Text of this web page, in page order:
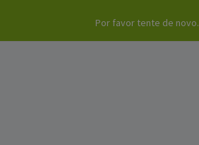
Por favor tente de novo.